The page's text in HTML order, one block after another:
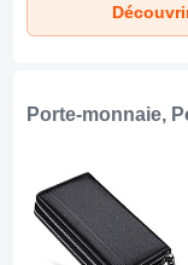
Porte-monnaie,